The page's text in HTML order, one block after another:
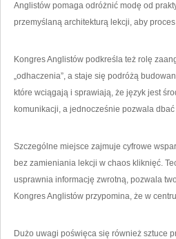
Anglistów pomaga odróżnić modę od
przemyślaną architekturą lekcji, aby
Kongres Anglistów podkreśla też rolę
„odhaczenia”, a staje się podróżą
które wciągają i sprawiają, że język jest
komunikacji, a jednocześnie pozwala
Szczególne miejsce zajmuje cyfrowe
bez zamieniania lekcji w chaos kliknięć.
usprawnia informację zwrotną, pozwala
Kongres Anglistów przypomina, że w
Dużo uwagi poświęca się również sztuce